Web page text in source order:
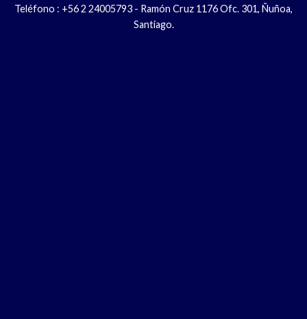
Teléfono : +56 2 24005793 - Ramón Cruz 1176 Ofc. 301, Ñuñoa,
Santiago.